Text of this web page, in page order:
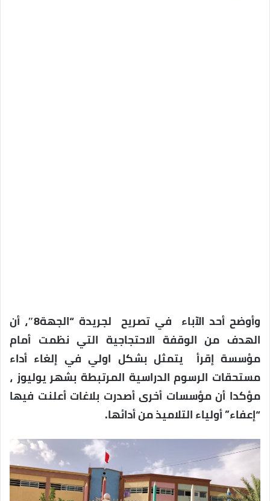
وأوضح أحد الآباء في تصريح لجريدة “الجهة8″، أن
الهدف من الوقفة الاحتجاجية التي نظمت أمام
مؤسسة إقرأ يتمثل بشكل اولي في إلغاء أداء
مستحقات الرسوم الدراسية المرتبطة بشهر يوليوز ،
مؤكدا أن مؤسسات أخرى أصدرت بلاغات أعلنت فيها
“إعفاء” أولياء التلاميذ من أدائها.